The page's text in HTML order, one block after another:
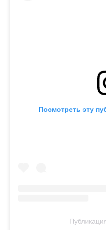
Посмотреть эту